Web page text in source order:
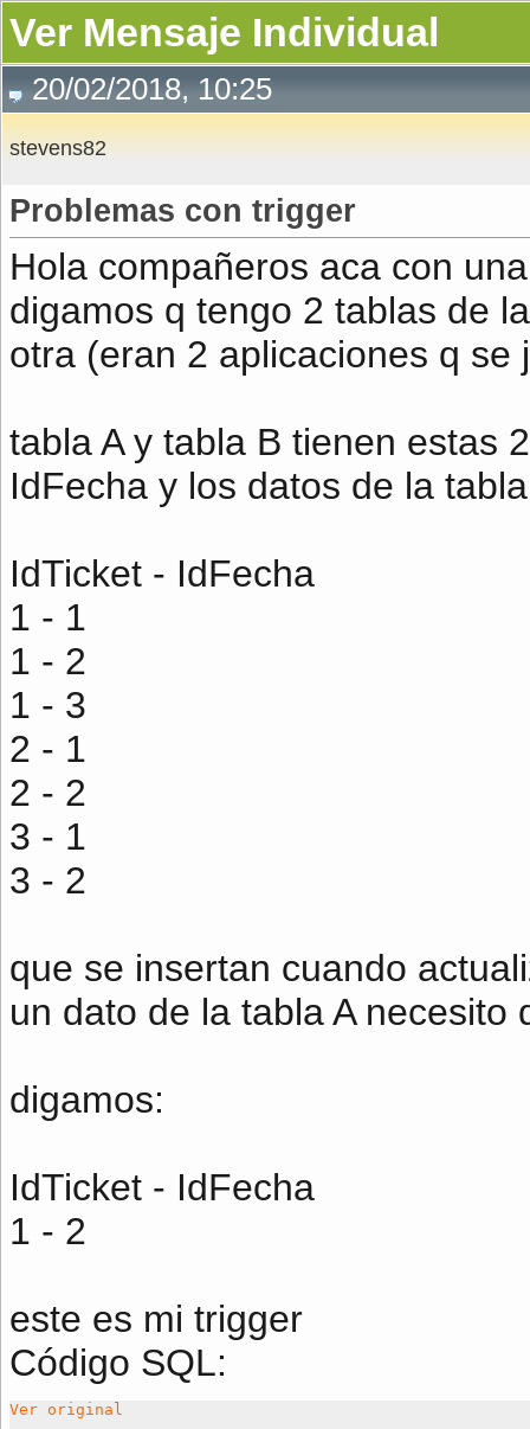
Ver Mensaje Individual
20/02/2018, 10:25
stevens82
Problemas con trigger
Hola compañeros aca con
digamos q tengo 2 tablas de
otra (eran 2 aplicaciones q se
tabla A y tabla B tienen estas
IdFecha y los datos de la
IdTicket - IdFecha
1 - 1
1 - 2
1 - 3
2 - 1
2 - 2
3 - 1
3 - 2
que se insertan cuando
un dato de la tabla A
digamos:
IdTicket - IdFecha
1 - 2
este es mi trigger
Código SQL:
Ver original